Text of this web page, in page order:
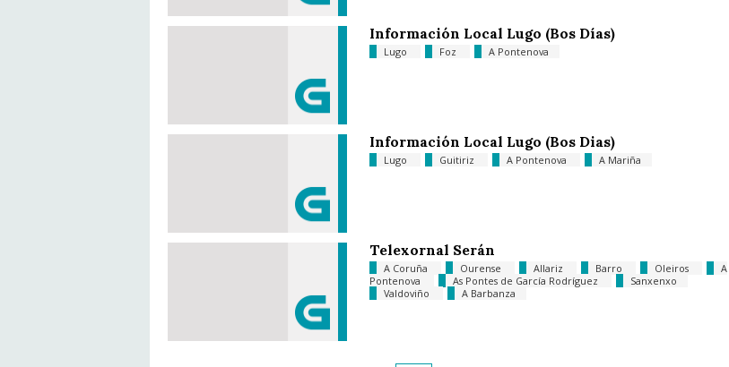
Información Local Lugo (Bos Días)
Lugo Foz A Pontenova
Información Local Lugo (Bos Dias)
Lugo Guitiriz A Pontenova A Mariña
Telexornal Serán
A Coruña Ourense Allariz Barro Oleiros
A
Pontenova
As Pontes de García Rodríguez
Sanxenxo
Valdoviño
A Barbanza